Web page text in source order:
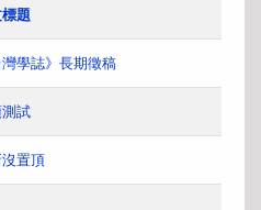
題
灣學誌》長期徵稿
試
置頂